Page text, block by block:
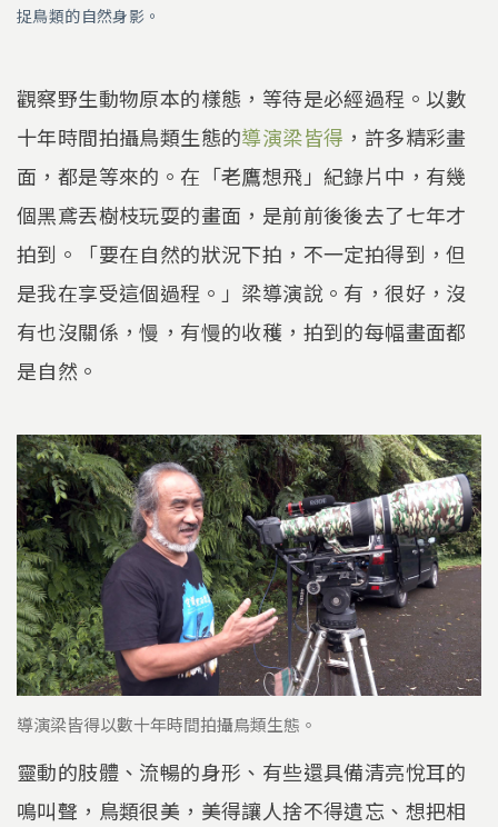
捉鳥類的自然身影。
觀察野生動物原本的樣態，等待是必經過程。以數
十年時間拍攝鳥類生態的導演梁皆得 ，許多精彩畫
面，都是等來的。在「老鷹想飛」紀錄片中，有幾
個黑鳶丟樹枝玩耍的畫面，是前前後後去了七年才
拍到。「要在自然的狀況下拍，不一定拍得到，但
是我在享受這個過程。」梁導演說。有，很好，沒
有也沒關係，慢，有慢的收穫，拍到的每幅畫面都
是自然。
導演梁皆得以數十年時間拍攝鳥類生態。
靈動的肢體、流暢的身形、有些還具備清亮悅耳的
鳴叫聲，鳥類很美，美得讓人捨不得遺忘、想把相